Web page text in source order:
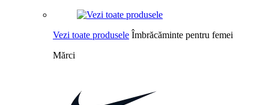
Vezi toate produsele Îmbrăcăminte pentru femei
Mărci